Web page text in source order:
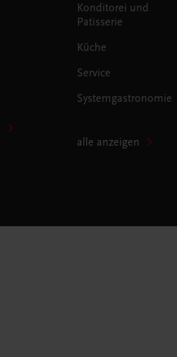
Konditorei und
Patisserie
Küche
Service
Systemgastronomie
alle anzeigen